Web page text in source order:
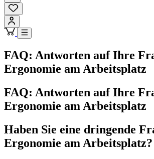
FAQ: Antworten auf Ihre
Ergonomie am Arbeitsplatz
FAQ: Antworten auf Ihre
Ergonomie am Arbeitsplatz
Haben Sie eine dringende
Ergonomie am Arbeitsplatz?